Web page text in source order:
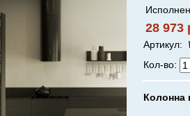
28 973
Артикул:
Кол-во:
Колонна